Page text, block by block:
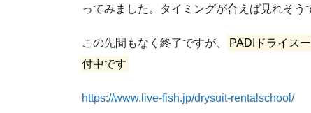
ってみました。タイミングが合えば見れそう
この先間もなく終了ですが、
PADIドライス
付中です
https://www.live-fish.jp/drysuit-rentalschool/